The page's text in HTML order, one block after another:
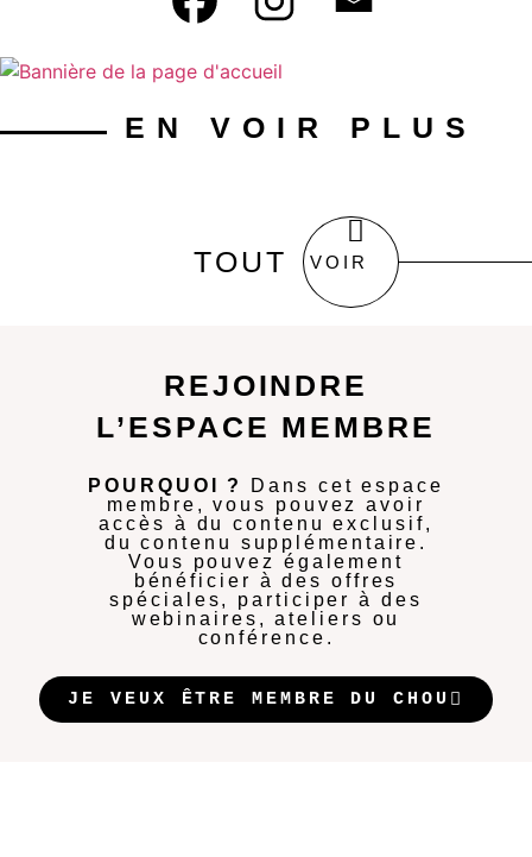
EN VOIR PLUS
TOUT VOIR
REJOINDRE
L’ESPACE MEMBRE
POURQUOI ?
Dans cet espace
membre, vous pouvez avoir
accès à du contenu exclusif,
du contenu supplémentaire.
Vous pouvez également
bénéficier à des offres
spéciales, participer à des
webinaires, ateliers ou
conférence.
JE VEUX ÊTRE MEMBRE DU CHOU